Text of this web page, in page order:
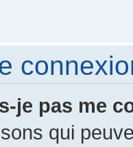
je pas me
qui